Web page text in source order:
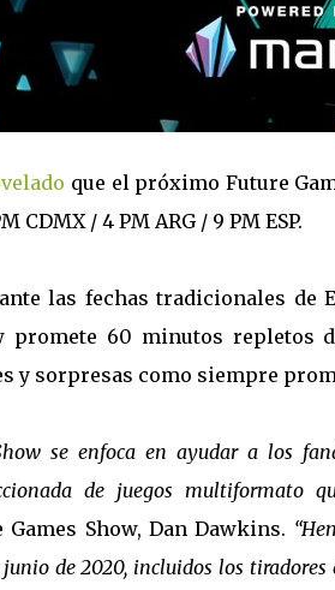
que el próximo Future
CDMX / 4 PM ARG / 9 PM ESP.
las fechas tradicionales de
promete 60 minutos repletos
y sorpresas como siempre
se enfoca en ayudar a los
de juegos multiformato
Show, Dan Dawkins.
de 2020, incluidos los